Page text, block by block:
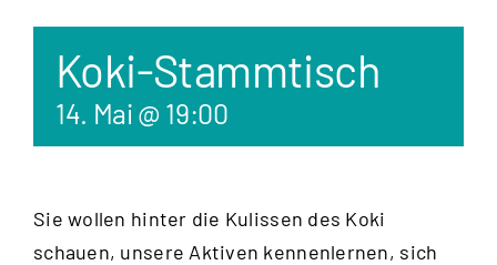
Koki-Stammtisch
14. Mai @ 19:00
Sie wollen hinter die Kulissen des Koki
schauen, unsere Aktiven kennenlernen, sich